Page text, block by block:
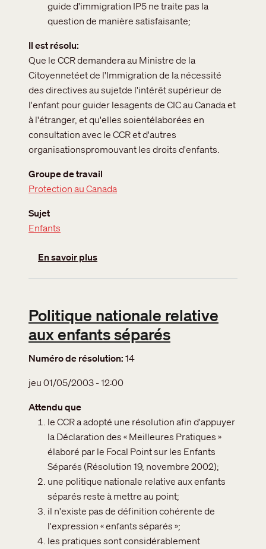
guide d'immigration IP5 ne traite pas la
question de manière satisfaisante;
Il est résolu
Que le CCR demandera au Ministre de la
Citoyennetéet de l'Immigration de la nécessité
des directives au sujetde l'intérêt supérieur de
l'enfant pour guider lesagents de CIC au Canada et
à l'étranger, et qu'elles soientélaborées en
consultation avec le CCR et d'autres
organisationspromouvant les droits d'enfants.
Groupe de travail
Protection au Canada
Sujet
Enfants
En savoir plussur L'intérêt supérieur de l'enfant
Politique nationale relative
aux enfants séparés
Numéro de résolution 14
jeu 01/05/2003 - 12:00
Attendu que
le CCR a adopté une résolution afin d'appuyer
la Déclaration des « Meilleures Pratiques »
élaboré par le Focal Point sur les Enfants
Séparés (Résolution 19, novembre 2002);
une politique nationale relative aux enfants
séparés reste à mettre au point;
il n'existe pas de définition cohérente de
l'expression « enfants séparés »;
les pratiques sont considérablement